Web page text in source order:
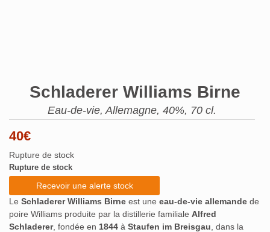
Schladerer Williams Birne
Eau-de-vie, Allemagne, 40%, 70 cl.
40€
Rupture de stock
Rupture de stock
Recevoir une alerte stock
Le Schladerer Williams Birne est une eau-de-vie allemande de
poire Williams produite par la distillerie familiale Alfred
Schladerer, fondée en 1844 à Staufen im Breisgau , dans la